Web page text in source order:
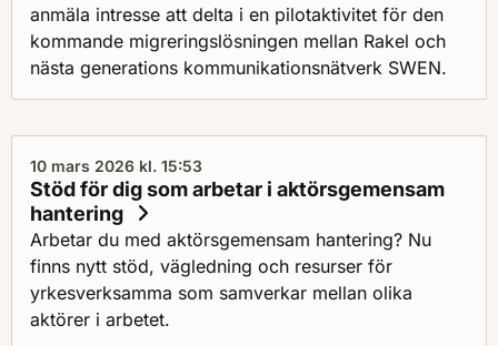
anmäla intresse att delta i en pilotaktivitet för den
kommande migreringslösningen mellan Rakel och
nästa generations kommunikationsnätverk SWEN.
10 mars 2026 kl. 15:53
Stöd för dig som arbetar i aktörsgemensam
hantering
Arbetar du med aktörsgemensam hantering? Nu
finns nytt stöd, vägledning och resurser för
yrkesverksamma som samverkar mellan olika
aktörer i arbetet.